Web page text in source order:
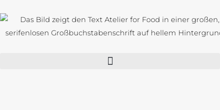
Inhalt
springen